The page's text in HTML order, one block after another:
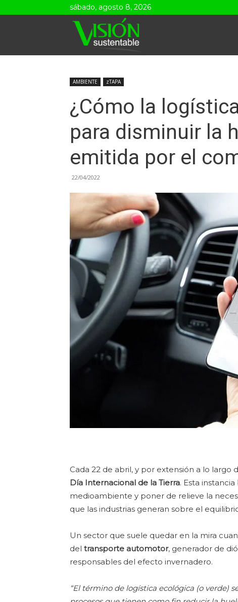
sábado, agosto 8, 2026
AMBIENTE zTAPA
¿Cómo la
para disminuir la
emitida por el
22/04/2022
Cada 22 de abril, y por extensión a lo
Día Internacional de la Tierra. Esta
medioambiente y poner de relieve la
que las industrias generan sobre el
Un sector que suele quedar en la mira
del transporte automotor, generador de
responsables del efecto invernadero.
“El término de logística ecológica (o verde)